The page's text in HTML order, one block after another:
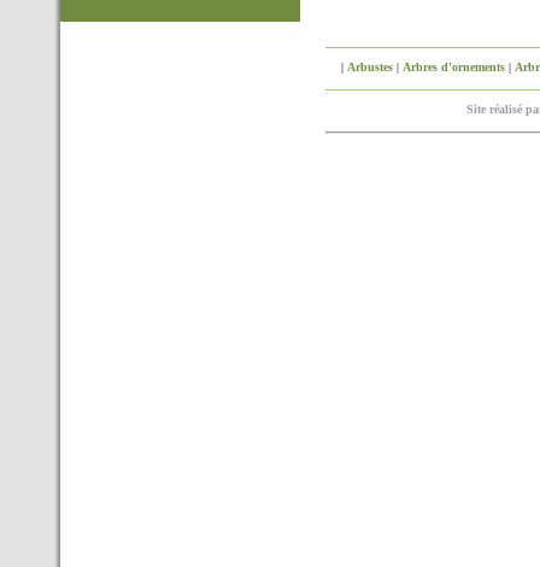
| Arbustes| Arbres d'ornements|
Site réalisé